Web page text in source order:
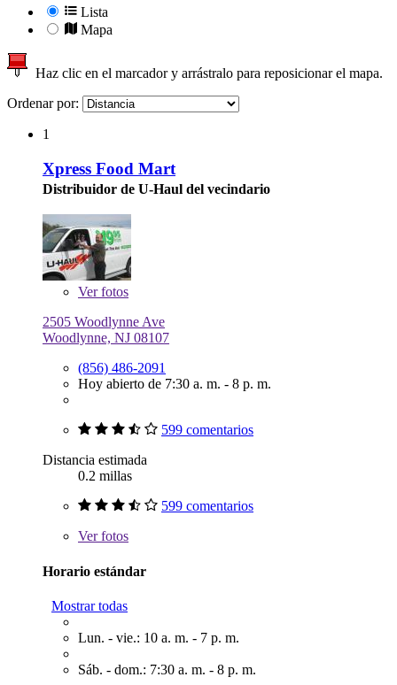
Lista
Mapa
Haz clic en el marcador y arrástralo para reposicionar el mapa.
Ordenar por:
1
Xpress Food Mart
Distribuidor de U-Haul del vecindario
Verfotos
2505 Woodlynne Ave
Woodlynne, NJ 08107
(856) 486-2091
Hoy abierto de 7:30 a. m. - 8 p. m.
599 comentarios
Distancia estimada
0.2 millas
599 comentarios
Verfotos
Horario estándar
Mostrar todas
Lun. - vie.: 10 a. m. - 7 p. m.
Sáb. - dom.: 7:30 a. m. - 8 p. m.